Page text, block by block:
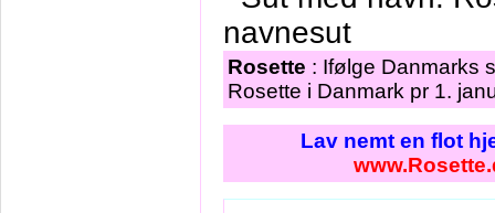
Rosette : Ifølge Danmarks
Rosette i Danmark pr 1.
Lav nemt en flot